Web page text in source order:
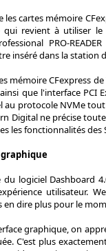
les cartes mémoire
revient à utiliser le
PRO-
inséré dans la station
mémoire CFexpress
que l'interface
protocole NVMe
Digital ne précise
les fonctionnalités des
du logiciel Dashboard
utilisateur.
en dire plus pour le
graphique, on
C'est plus